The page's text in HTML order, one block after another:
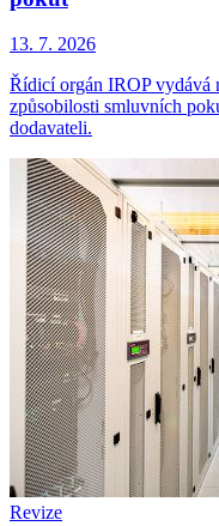
13. 7. 2026
Řídicí orgán IROP vydává
způsobilosti smluvních
dodavateli.
Revize